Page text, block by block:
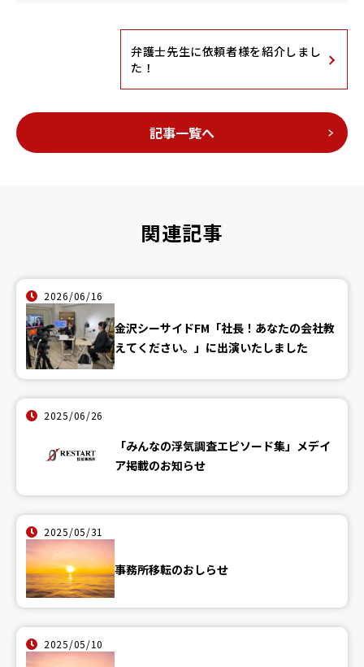
弁護士先生に依頼者様を紹介しまし
た！
記事一覧へ
関連記事
2026/06/16
金沢シーサイドFM「社長！あなたの会社教
えてください。」に出演いたしました
2025/06/26
「みんなの浮気調査エピソード集」メデイ
ア掲載のお知らせ
2025/05/31
事務所移転のおしらせ
2025/05/10